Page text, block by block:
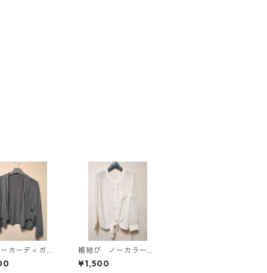
ーカーディガ
グレー K
裾結び ノーカラーブ
ラウス ３Ｌ アイボ
リー KAE-4813
¥1,500